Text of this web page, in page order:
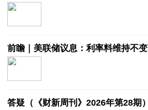
前瞻｜美联储议息：利率料维持不变
答疑（《财新周刊》2026年第28期）